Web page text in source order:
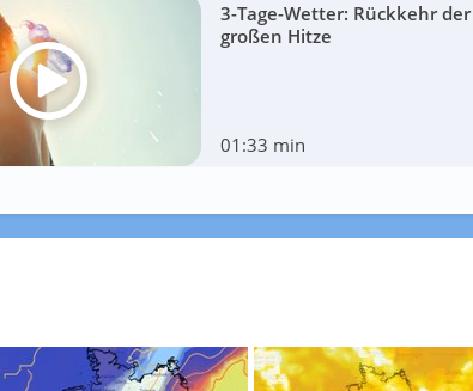
3-Tage-Wetter: Rückkehr der
großen Hitze
01:33 min